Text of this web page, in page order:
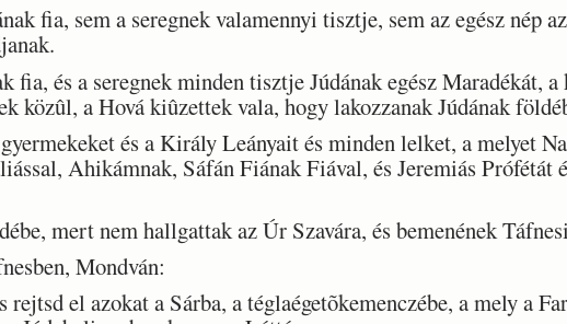
fia, sem a seregnek valamennyi tisztje, sem az egész nép
fia, és a seregnek minden tisztje Júdának egész Maradékát,
közûl, a Hová kiûzettek vala, hogy lakozzanak Júdának
és a Király Leányait és minden lelket, a melyet
Ahikámnak, Sáfán Fiának Fiával, és Jeremiás Prófétát
mert nem hallgattak az Úr Szavára, és bemenének
Mondván:
rejtsd el azokat a Sárba, a téglaégetõkemenczébe, a mely a